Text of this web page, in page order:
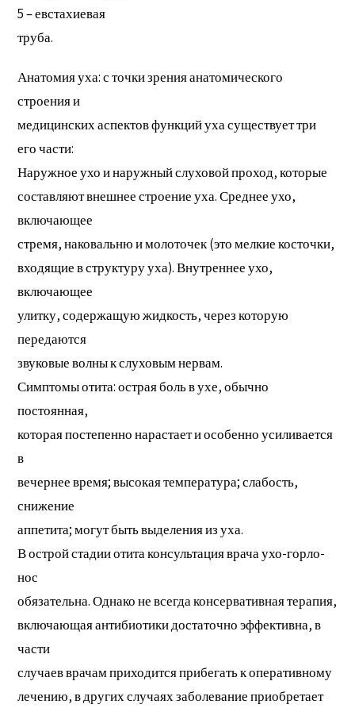
5 – евстахиевая
труба.
Анатомия уха: с точки зрения анатомического
строения и
медицинских аспектов функций уха существует три
его части:
Наружное ухо и наружный слуховой проход, которые
составляют внешнее строение уха. Среднее ухо,
включающее
стремя, наковальню и молоточек (это мелкие косточки,
входящие в структуру уха). Внутреннее ухо,
включающее
улитку, содержащую жидкость, через которую
передаются
звуковые волны к слуховым нервам.
Симптомы отита: острая боль в ухе, обычно
постоянная,
которая постепенно нарастает и особенно усиливается
в
вечернее время; высокая температура; слабость,
снижение
аппетита; могут быть выделения из уха.
В острой стадии отита консультация врача ухо-горло-
нос
обязательна. Однако не всегда консервативная терапия,
включающая антибиотики достаточно эффективна, в
части
случаев врачам приходится прибегать к оперативному
лечению, в других случаях заболевание приобретает